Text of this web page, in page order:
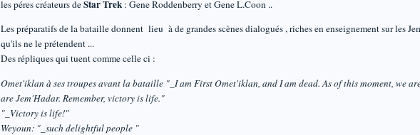
les péres créateurs deStar Trek : Gene Roddenberry et Gene L.Coon ..
Les préparatifs de la bataille donnent lieu à de grandes scènes dialogués , riches en enseignement sur les
qu'ils ne le prétendent ...
Des répliques qui tuent comme celle ci :
Omet'iklan à ses troupes avant la bataille "_I am First Omet'iklan, and I am dead. As of this moment, we
are Jem'Hadar. Remember, victory is life."
"_Victory is life!"
Weyoun: "_such delightful people "